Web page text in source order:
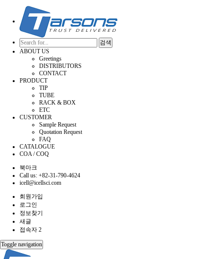
검색
ABOUT US
Greetings
DISTRIBUTORS
CONTACT
PRODUCT
TIP
TUBE
RACK & BOX
ETC
CUSTOMER
Sample Request
Quotation Request
FAQ
CATALOGUE
COA / COQ
북마크
Call us: +82-31-790-4624
icell@icellsci.com
회원가입
로그인
정보찾기
새글
접속자 2
Toggle navigation